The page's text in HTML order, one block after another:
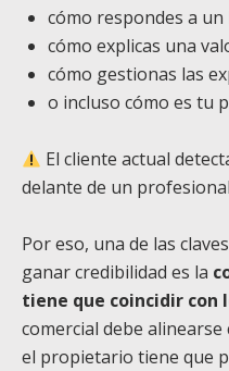
cómo respondes a un
cómo explicas una
cómo gestionas las
o incluso cómo es tu
El cliente actual
delante de un
Por eso, una de las
ganar credibilidad es la
tiene que coincidir con
comercial debe
el propietario tiene que